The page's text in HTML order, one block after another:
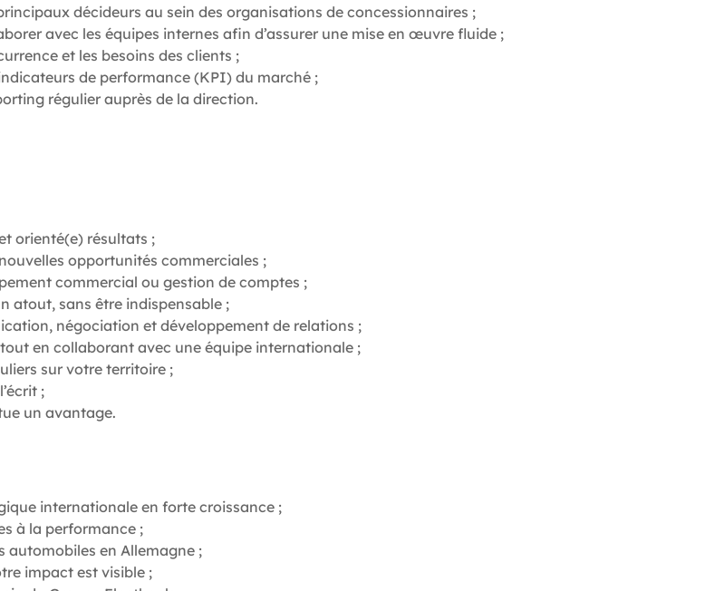
décideurs au sein des organisations de concessionnaires ;
avec les équipes internes afin d’assurer une mise en œuvre fluide ;
et les besoins des clients ;
de performance (KPI) du marché ;
régulier auprès de la direction.
orienté(e) résultats ;
opportunités commerciales ;
commercial ou gestion de comptes ;
atout, sans être indispensable ;
négociation et développement de relations ;
en collaborant avec une équipe internationale ;
sur votre territoire ;
;
un avantage.
internationale en forte croissance ;
à la performance ;
automobiles en Allemagne ;
impact est visible ;